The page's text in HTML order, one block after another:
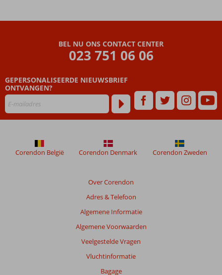
BEL NU ONS CONTACT CENTER
023 751 06 06
GEPERSONALISEERDE NIEUWSBRIEF
ONTVANGEN?
Over Corendon
Adres & Telefoon
Algemene Informatie
Algemene Voorwaarden
Veelgestelde Vragen
Vluchtinformatie
Bagage
Corendon België Corendon Denmark Corendon Zweden